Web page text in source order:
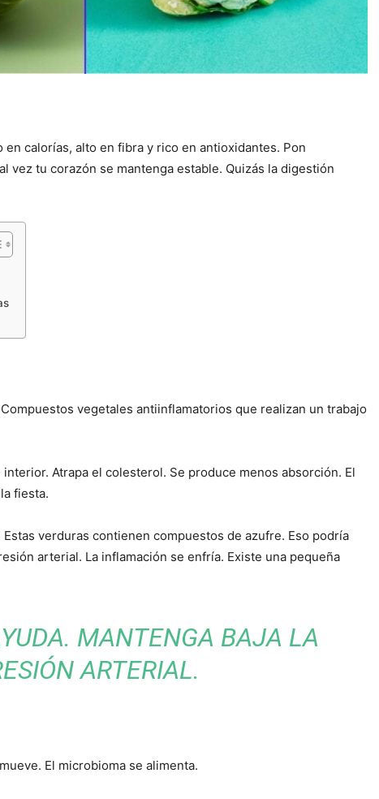
calorías, alto en fibra y rico en antioxidantes. Pon
vez tu corazón se mantenga estable. Quizás la digestión
vegetales antiinflamatorios que realizan un trabajo
Atrapa el colesterol. Se produce menos absorción. El
fiesta.
verduras contienen compuestos de azufre. Eso podría
arterial. La inflamación se enfría. Existe una pequeña
MANTENGA BAJA LA
ARTERIAL.
El microbioma se alimenta.